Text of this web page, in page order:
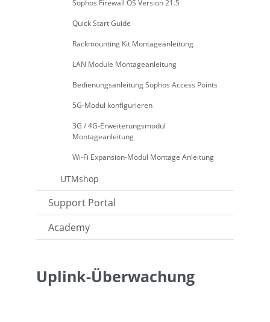
Sophos Firewall OS Version 21.5
Quick Start Guide
Rackmounting Kit Montageanleitung
LAN Module Montageanleitung
Bedienungsanleitung Sophos Access Points
5G-Modul konfigurieren
3G / 4G-Erweiterungsmodul
Montageanleitung
Wi-Fi Expansion-Modul Montage Anleitung
UTMshop
Support Portal
Academy
Uplink-Überwachung